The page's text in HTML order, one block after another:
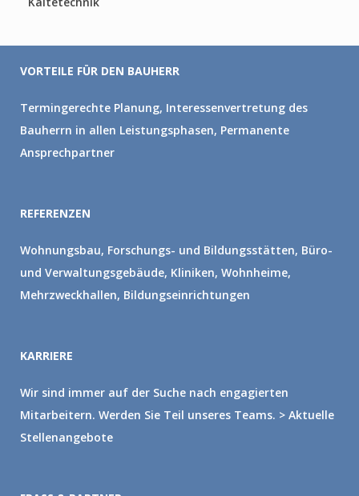
VORTEILE FÜR DEN BAUHERR
Termingerechte Planung, Interessenvertretung des
Bauherrn in allen Leistungsphasen, Permanente
Ansprechpartner
REFERENZEN
Wohnungsbau, Forschungs- und Bildungsstätten, Büro-
und Verwaltungsgebäude, Kliniken, Wohnheime,
Mehrzweckhallen, Bildungseinrichtungen
KARRIERE
Wir sind immer auf der Suche nach engagierten
Mitarbeitern. Werden Sie Teil unseres Teams. > Aktuelle
Stellenangebote